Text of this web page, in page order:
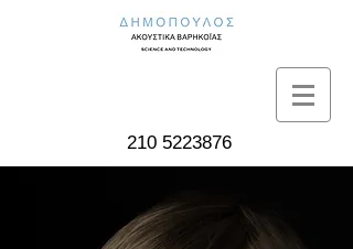
210 5223876